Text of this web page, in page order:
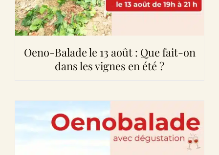
Oeno-Balade le 13 août : Que fait-on
dans les vignes en été ?